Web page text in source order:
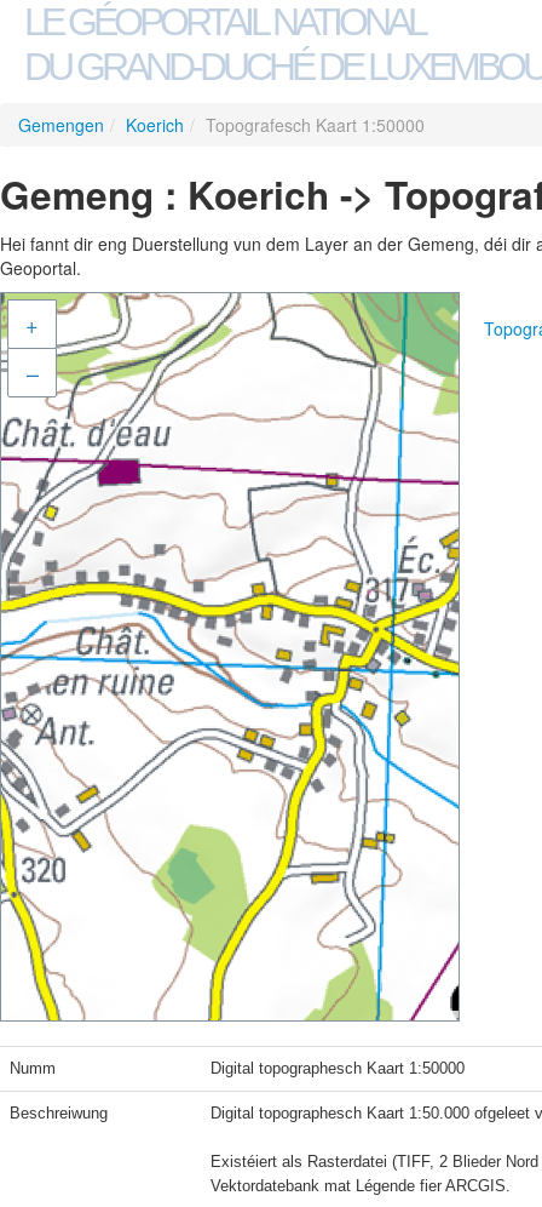
LE GÉOPORTAIL NATIONAL
DU GRAND-DUCHÉ DE
Gemengen / Koerich / Topografesch Kaart 1:50000
Gemeng : Koerich ->
Hei fannt dir eng Duerstellung vun dem Layer an der Gemeng, déi
Geoportal.
+
–
Numm Digital topographesch Kaart 1:50000
Beschreiwung Digital topographesch Kaart 1:50.000 ofgeleet
Existéiert als Rasterdatei (TIFF, 2 Blieder
Vektordatebank mat Légende fier ARCGIS.